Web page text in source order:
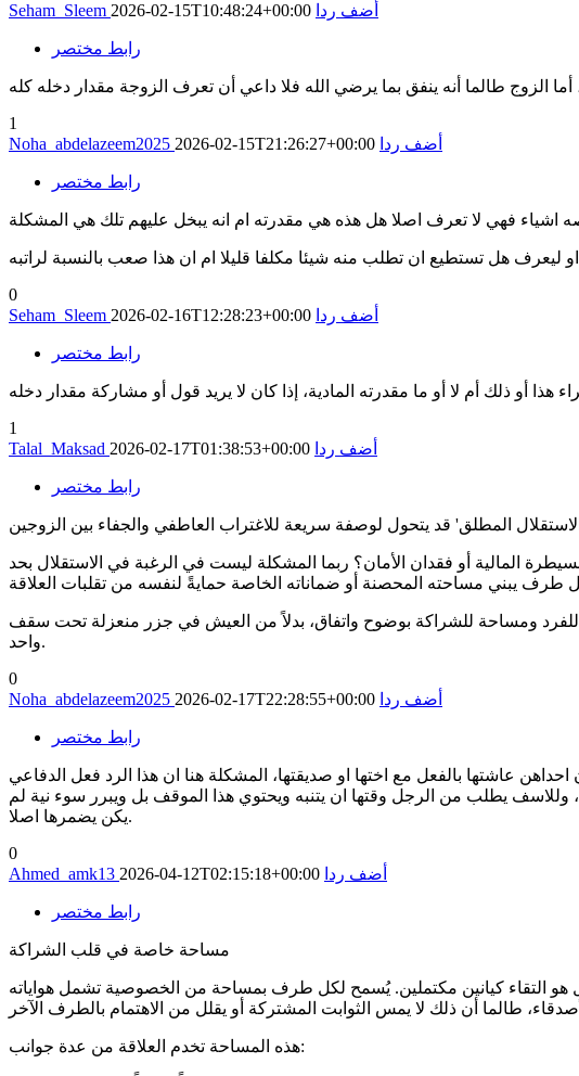
Seham_Sleem 2026-02-15T10:48:24+00:00 أضف ردا
رابط مختصر
1
Noha_abdelazeem2025 2026-02-15T21:26:27+00:00 أضف ردا
رابط مختصر
0
Seham_Sleem 2026-02-16T12:28:23+00:00 أضف ردا
رابط مختصر
1
Talal_Maksad 2026-02-17T01:38:53+00:00 أضف ردا
رابط مختصر
المالية أو فقدان الأمان؟ ربما المشكلة ليست في الرغبة في الاستقلال بحد
للفرد ومساحة للشراكة بوضوح واتفاق، بدلاً من العيش في جزر منعزلة تحت سقف
واحد.
0
Noha_abdelazeem2025 2026-02-17T22:28:55+00:00 أضف ردا
رابط مختصر
عاشتها بالفعل مع اختها او صديقتها، المشكلة هنا ان هذا الرد فعل الدفاعي
يطلب من الرجل وقتها ان يتنبه ويحتوي هذا الموقف بل ويبرر سوء نية لم
يكن يضمرها اصلا.
0
Ahmed_amk13 2026-04-12T02:15:18+00:00 أضف ردا
رابط مختصر
مساحة خاصة في قلب الشراكة
هو التقاء كيانين مكتملين. يُسمح لكل طرف بمساحة من الخصوصية تشمل هواياته
​هذه المساحة تخدم العلاقة من عدة جوانب: